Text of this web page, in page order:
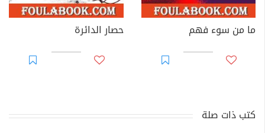
ما من سوء فهم حصار الدائرة
كتب ذات صلة